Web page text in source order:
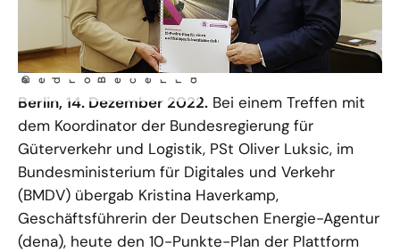
©
Ped ro Becerr a
Berlin, 14. Dezember 2022. Bei einem Treffen mit
dem Koordinator der Bundesregierung für
Güterverkehr und Logistik, PSt Oliver Luksic, im
Bundesministerium für Digitales und Verkehr
(BMDV) übergab Kristina Haverkamp,
Geschäftsführerin der Deutschen Energie-Agentur
(dena), heute den 10-Punkte-Plan der Plattform